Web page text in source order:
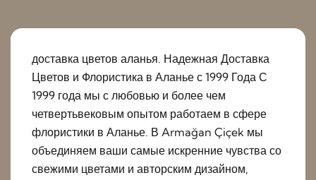
доставка цветов аланья. Надежная Доставка
Цветов и Флористика в Аланье с 1999 Года С
1999 года мы с любовью и более чем
четвертьвековым опытом работаем в сфере
флористики в Аланье. В Armağan Çiçek мы
объединяем ваши самые искренние чувства со
свежими цветами и авторским дизайном,